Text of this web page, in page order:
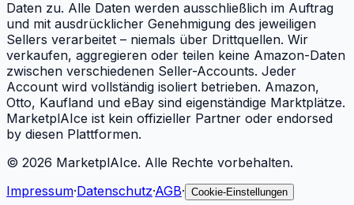
Daten zu. Alle Daten werden ausschließlich im Auftrag
und mit ausdrücklicher Genehmigung des jeweiligen
Sellers verarbeitet – niemals über Drittquellen. Wir
verkaufen, aggregieren oder teilen keine Amazon-Daten
zwischen verschiedenen Seller-Accounts. Jeder
Account wird vollständig isoliert betrieben. Amazon,
Otto, Kaufland und eBay sind eigenständige Marktplätze.
MarketplAIce ist kein offizieller Partner oder endorsed
by diesen Plattformen.
© 2026 MarketplAIce. Alle Rechte vorbehalten.
Impressum·Datenschutz·AGB· Cookie-Einstellungen